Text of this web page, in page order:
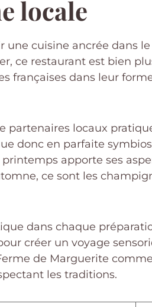
locale
cuisine ancrée dans
ce restaurant est bien
françaises dans leur
partenaires locaux
donc en parfaite
apporte ses
ce sont les
dans chaque
créer un voyage
de Marguerite
les traditions.